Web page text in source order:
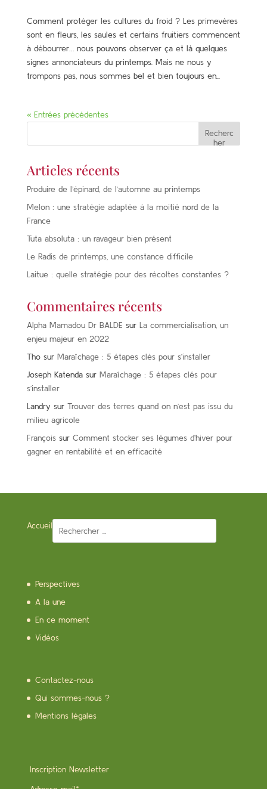
Comment protéger les cultures du froid ? Les primevères
sont en fleurs, les saules et certains fruitiers commencent
à débourrer… nous pouvons observer ça et là quelques
signes annonciateurs du printemps. Mais ne nous y
trompons pas, nous sommes bel et bien toujours en...
« Entrées précédentes
Recherc
her
Articles récents
Produire de l’épinard, de l’automne au printemps
Melon : une stratégie adaptée à la moitié nord de la
France
Tuta absoluta : un ravageur bien présent
Le Radis de printemps, une constance difficile
Laitue : quelle stratégie pour des récoltes constantes ?
Commentaires récents
Alpha Mamadou Dr BALDE sur La commercialisation, un
enjeu majeur en 2022
Thosur Maraîchage : 5 étapes clés pour s’installer
Joseph Katendasur Maraîchage : 5 étapes clés pour
s’installer
Landry sur Trouver des terres quand on n’est pas issu du
milieu agricole
Françoissur Comment stocker ses légumes d’hiver pour
gagner en rentabilité et en efficacité
Accueil
Perspectives
A la une
En ce moment
Vidéos
Contactez-nous
Qui sommes-nous ?
Mentions légales
Inscription Newsletter